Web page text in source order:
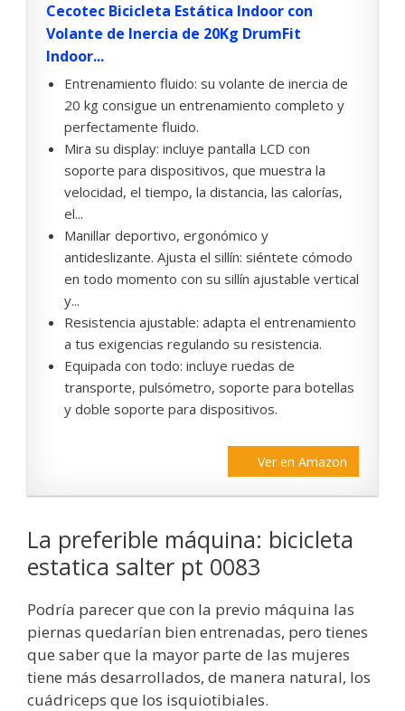
Cecotec Bicicleta Estática Indoor con
Volante de Inercia de 20Kg DrumFit
Indoor...
Entrenamiento fluido: su volante de inercia de
20 kg consigue un entrenamiento completo y
perfectamente fluido.
Mira su display: incluye pantalla LCD con
soporte para dispositivos, que muestra la
velocidad, el tiempo, la distancia, las calorías,
el...
Manillar deportivo, ergonómico y
antideslizante. Ajusta el sillín: siéntete cómodo
en todo momento con su sillín ajustable vertical
y...
Resistencia ajustable: adapta el entrenamiento
a tus exigencias regulando su resistencia.
Equipada con todo: incluye ruedas de
transporte, pulsómetro, soporte para botellas
y doble soporte para dispositivos.
Ver en Amazon
La preferible máquina: bicicleta
estatica salter pt 0083
Podría parecer que con la previo máquina las
piernas quedarían bien entrenadas, pero tienes
que saber que la mayor parte de las mujeres
tiene más desarrollados, de manera natural, los
cuádriceps que los isquiotibiales.